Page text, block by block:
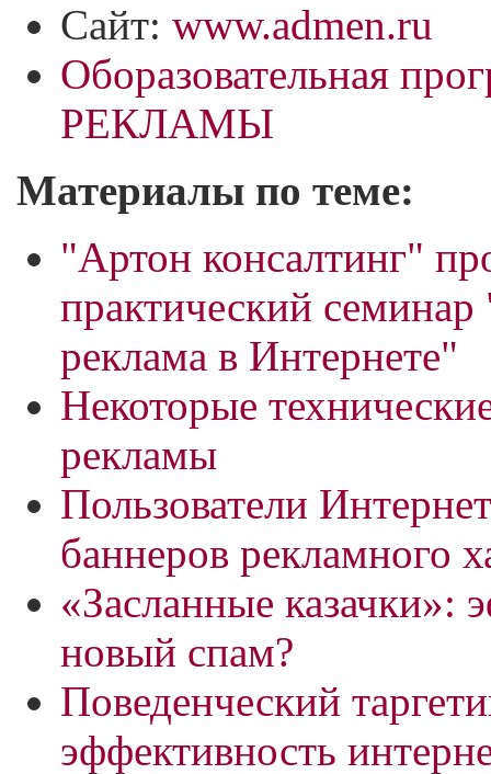
Сайт: www.admen.ru
Оборазовательная
РЕКЛАМЫ
Материалы по теме:
"Артон консалтинг"
практический
реклама в Интернете"
Некоторые
рекламы
Пользователи
баннеров рекламного
«Засланные казачки»:
новый спам?
Поведенческий
эффективность